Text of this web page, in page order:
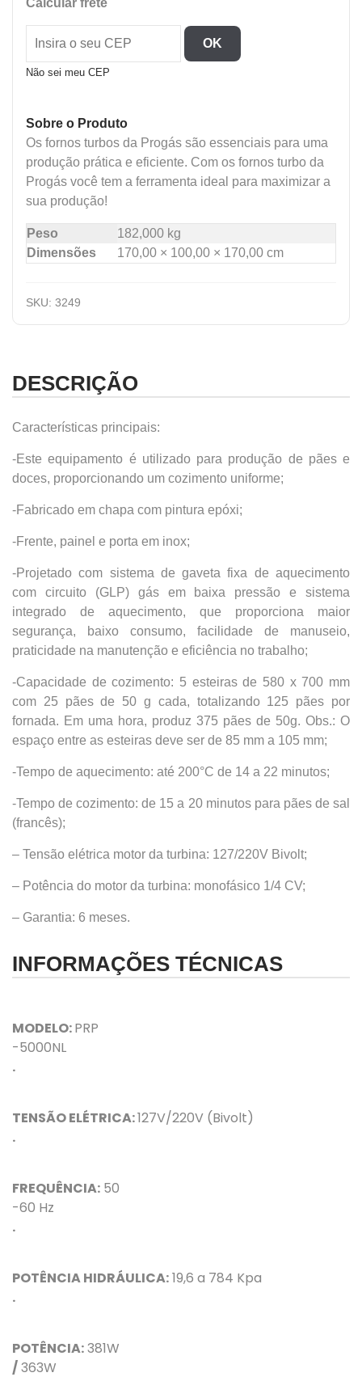
Indl
Gas
Calcular frete
OK
Não sei meu CEP
Sobre o Produto
Os fornos turbos da Progás são essenciais para uma
produção prática e eficiente. Com os fornos turbo da
Progás você tem a ferramenta ideal para maximizar a
sua produção!
Peso
182,000 kg
Dimensões
170,00 × 100,00 × 170,00 cm
SKU: 3249
DESCRIÇÃO
Características principais:
-Este equipamento é utilizado para produção de pães e
doces, proporcionando um cozimento uniforme;
-Fabricado em chapa com pintura epóxi;
-Frente, painel e porta em inox;
-Projetado com sistema de gaveta fixa de aquecimento
com circuito (GLP) gás em baixa pressão e sistema
integrado de aquecimento, que proporciona maior
segurança, baixo consumo, facilidade de manuseio,
praticidade na manutenção e eficiência no trabalho;
-Capacidade de cozimento: 5 esteiras de 580 x 700 mm
com 25 pães de 50 g cada, totalizando 125 pães por
fornada. Em uma hora, produz 375 pães de 50g. Obs.: O
espaço entre as esteiras deve ser de 85 mm a 105 mm;
-Tempo de aquecimento: até 200°C de 14 a 22 minutos;
-Tempo de cozimento: de 15 a 20 minutos para pães de sal
(francês);
– Tensão elétrica motor da turbina: 127/220V Bivolt;
– Potência do motor da turbina: monofásico 1/4 CV;
– Garantia: 6 meses.
INFORMAÇÕES TÉCNICAS
MODELO:PRP
-5000NL
.
TENSÃO ELÉTRICA:127V/220V (Bivolt)
.
FREQUÊNCIA: 50
-60 Hz
.
POTÊNCIA HIDRÁULICA:19,6 a 784 Kpa
.
POTÊNCIA:381W
/363W